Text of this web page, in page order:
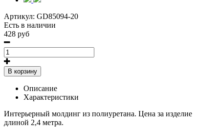
Артикул: GD85094-20
Есть в наличии
428 руб
В корзину
Описание
Характеристики
Интерьерный молдинг из полиуретана. Цена за изделие
длиной 2,4 метра.